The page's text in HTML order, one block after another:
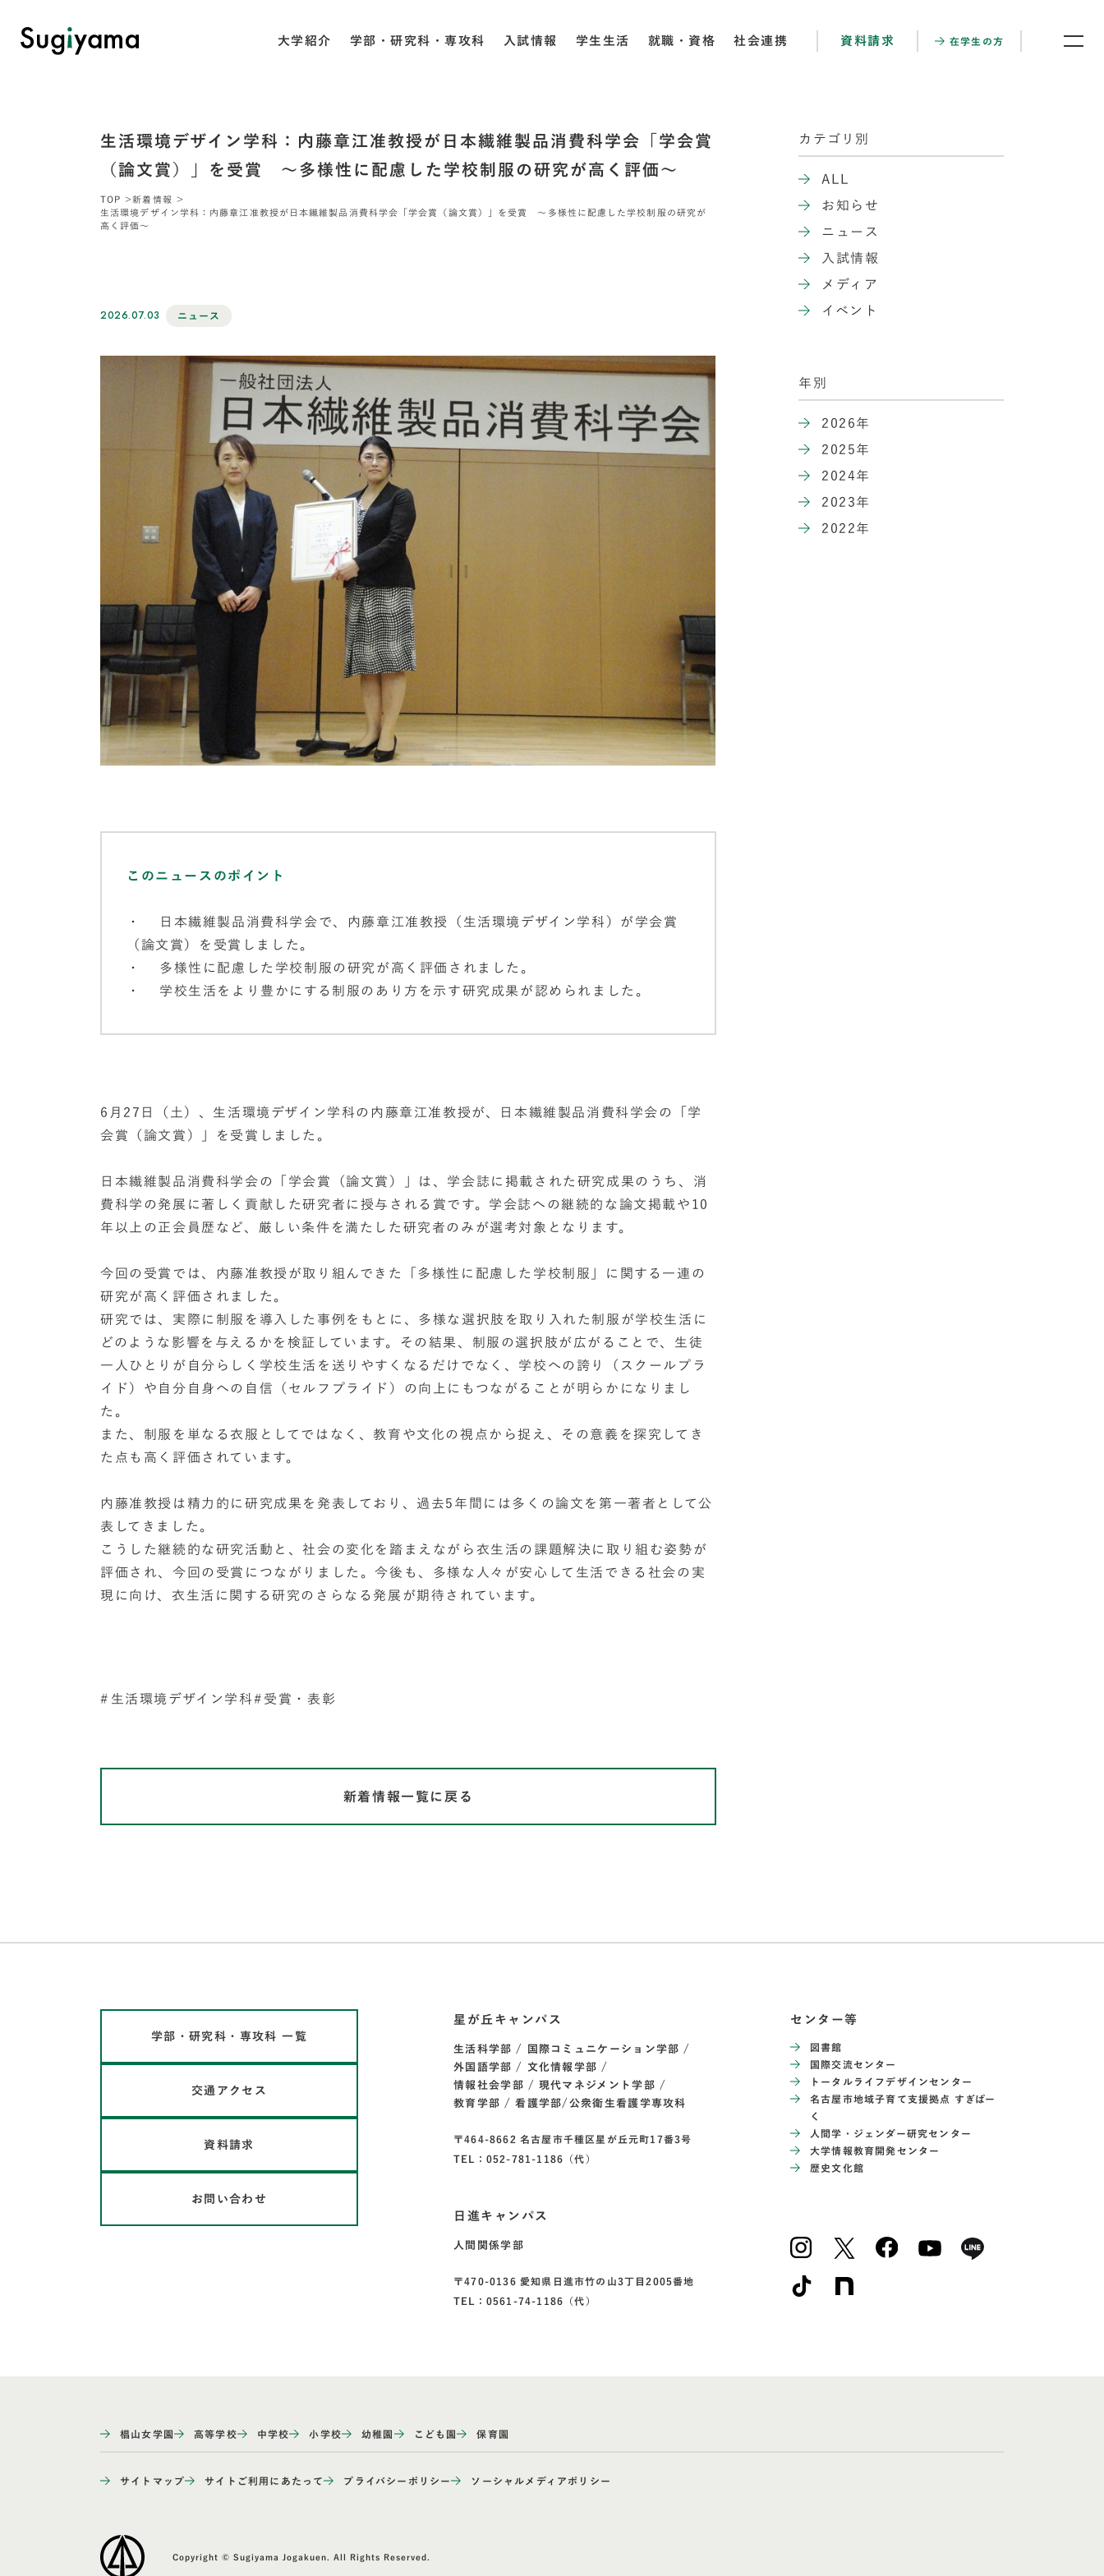
大学紹介 学部・研究科・専攻科 入試情報 学生生活 就職・資格 社会連携 資料請求 在学生の方
生活環境デザイン学科：内藤章江准教授が日本繊維製品消費科学会「学会賞
（論文賞）」を受賞 ～多様性に配慮した学校制服の研究が高く評価～
TOP
新着情報
生活環境デザイン学科：内藤章江准教授が日本繊維製品消費科学会「学会賞（論文賞）」を受賞 ～多様性に配慮した学校制服の研究が
高く評価～
2026.07.03 ニュース
このニュースのポイント
・
日本繊維製品消費科学会で、内藤章江准教授（生活環境デザイン学科）が学会賞
（論文賞）を受賞しました。
・
多様性に配慮した学校制服の研究が高く評価されました。
・
学校生活をより豊かにする制服のあり方を示す研究成果が認められました。
6月27日（土）、生活環境デザイン学科の内藤章江准教授が、日本繊維製品消費科学会の「学
会賞（論文賞）」を受賞しました。
日本繊維製品消費科学会の「学会賞（論文賞）」は、学会誌に掲載された研究成果のうち、消
費科学の発展に著しく貢献した研究者に授与される賞です。学会誌への継続的な論文掲載や10
年以上の正会員歴など、厳しい条件を満たした研究者のみが選考対象となります。
今回の受賞では、内藤准教授が取り組んできた「多様性に配慮した学校制服」に関する一連の
研究が高く評価されました。
研究では、実際に制服を導入した事例をもとに、多様な選択肢を取り入れた制服が学校生活に
どのような影響を与えるかを検証しています。その結果、制服の選択肢が広がることで、生徒
一人ひとりが自分らしく学校生活を送りやすくなるだけでなく、学校への誇り（スクールプラ
イド）や自分自身への自信（セルフプライド）の向上にもつながることが明らかになりまし
た。
また、制服を単なる衣服としてではなく、教育や文化の視点から捉え、その意義を探究してき
た点も高く評価されています。
内藤准教授は精力的に研究成果を発表しており、過去5年間には多くの論文を第一著者として公
表してきました。
こうした継続的な研究活動と、社会の変化を踏まえながら衣生活の課題解決に取り組む姿勢が
評価され、今回の受賞につながりました。今後も、多様な人々が安心して生活できる社会の実
現に向け、衣生活に関する研究のさらなる発展が期待されています。
生活環境デザイン学科 受賞・表彰
新着情報一覧に戻る
カテゴリ別
ALL
お知らせ
ニュース
入試情報
メディア
イベント
年別
2026年
2025年
2024年
2023年
2022年
学部・研究科・専攻科 一覧
交通アクセス
資料請求
お問い合わせ
星が丘キャンパス
生活科学部
国際コミュニケーション学部
外国語学部
文化情報学部
情報社会学部
現代マネジメント学部
教育学部
看護学部/公衆衛生看護学専攻科
〒464-8662 名古屋市千種区星が丘元町17番3号
TEL：052-781-1186（代）
日進キャンパス
人間関係学部
〒470-0136 愛知県日進市竹の山3丁目2005番地
TEL：0561-74-1186（代）
センター等
図書館
国際交流センター
トータルライフデザインセンター
名古屋市地域子育て支援拠点 すぎぱー
く
人間学・ジェンダー研究センター
大学情報教育開発センター
歴史文化館
椙山女学園 高等学校 中学校 小学校 幼稚園 こども園 保育園
サイトマップ サイトご利用にあたって プライバシーポリシー ソーシャルメディアポリシー
Copyright © Sugiyama Jogakuen. All Rights Reserved.